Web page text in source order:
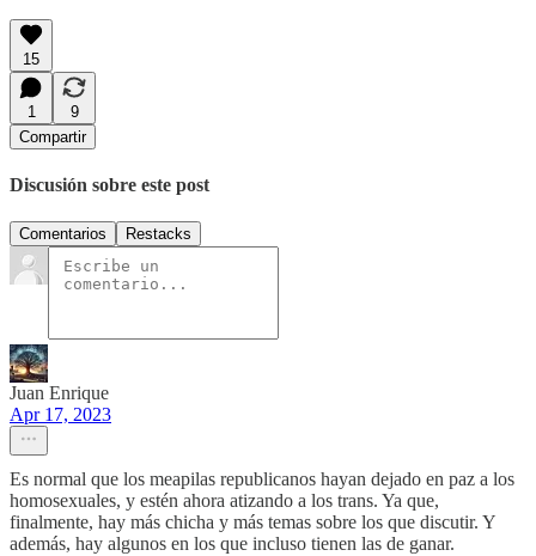
15
1
9
Compartir
Discusión sobre este post
Comentarios Restacks
Juan Enrique
Apr 17, 2023
Es normal que los meapilas republicanos hayan dejado en paz a los
homosexuales, y estén ahora atizando a los trans. Ya que,
finalmente, hay más chicha y más temas sobre los que discutir. Y
además, hay algunos en los que incluso tienen las de ganar.